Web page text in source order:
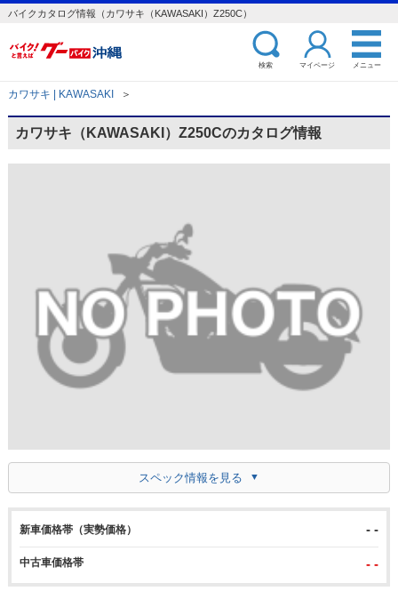
バイクカタログ情報（カワサキ（KAWASAKI）Z250C）
検索 マイページ メニュー
カワサキ | KAWASAKI ＞
カワサキ（KAWASAKI）Z250Cのカタログ情報
スペック情報を見る
新車価格帯（実勢価格） - -
中古車価格帯 - -